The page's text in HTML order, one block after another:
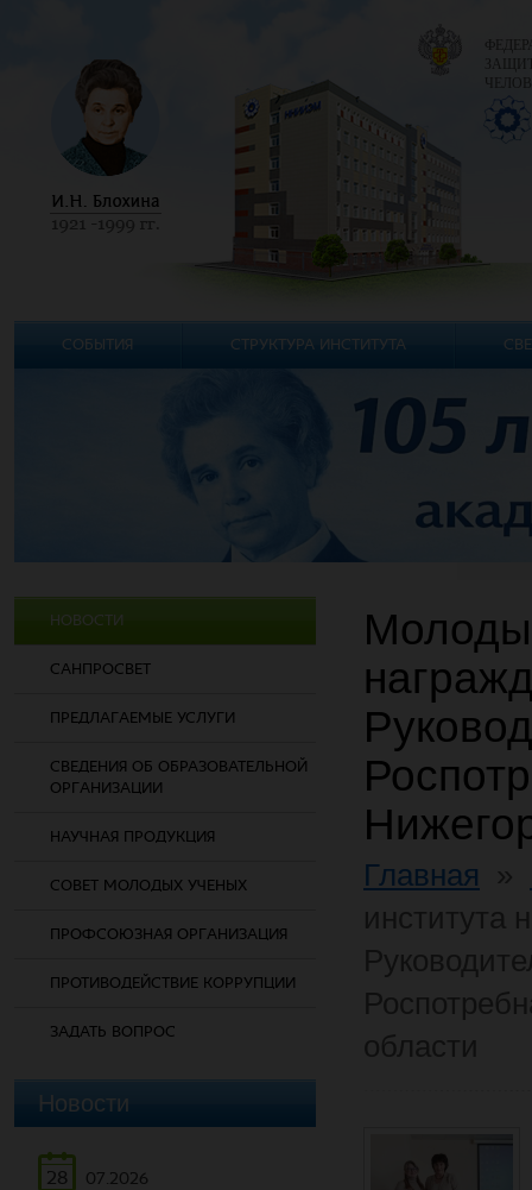
НОВОСТИ
САНПРОСВЕТ
ПРЕДЛАГАЕМЫЕ УСЛУГИ
СВЕДЕНИЯ ОБ ОБРАЗОВАТЕЛЬНОЙ
ОРГАНИЗАЦИИ
НАУЧНАЯ ПРОДУКЦИЯ
СОВЕТ МОЛОДЫХ УЧЕНЫХ
ПРОФСОЮЗНАЯ ОРГАНИЗАЦИЯ
ПРОТИВОДЕЙСТВИЕ КОРРУПЦИИ
ЗАДАТЬ ВОПРОС
Новости
28
07.2026
Главная
СОБЫТИЯ СТРУКТУРА ИНСТИТУТА